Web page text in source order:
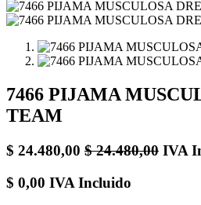
7466 PIJAMA
TEAM
$ 24.480,00 $24.480,00 IVA
$ 0,00 IVA Incluido